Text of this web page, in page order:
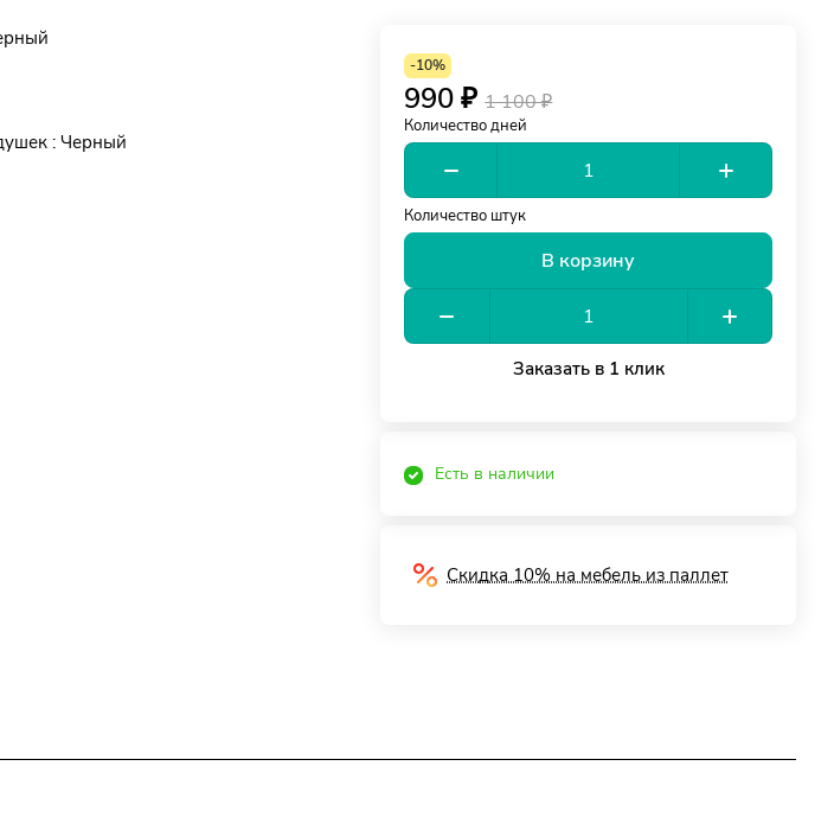
:Черный
-10%
990 ₽ 1 100 ₽
Количество дней
Количество штук
В корзину
Заказать в 1 клик
Есть в наличии
Скидка 10% на мебель из паллет